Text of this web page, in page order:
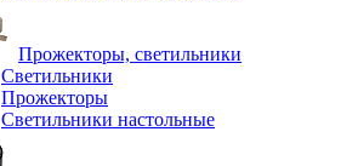
Прожекторы, светильники
Светильники
Прожекторы
Светильники настольные